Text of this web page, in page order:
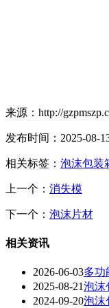
来源：http://
发布时间：2025-08-
相关标签： 泡沫包装
上一个： 消失模
下一个： 泡沫片材
相关资讯
2026-06-03多功
2025-08-21泡沫
2024-09-20泡沫